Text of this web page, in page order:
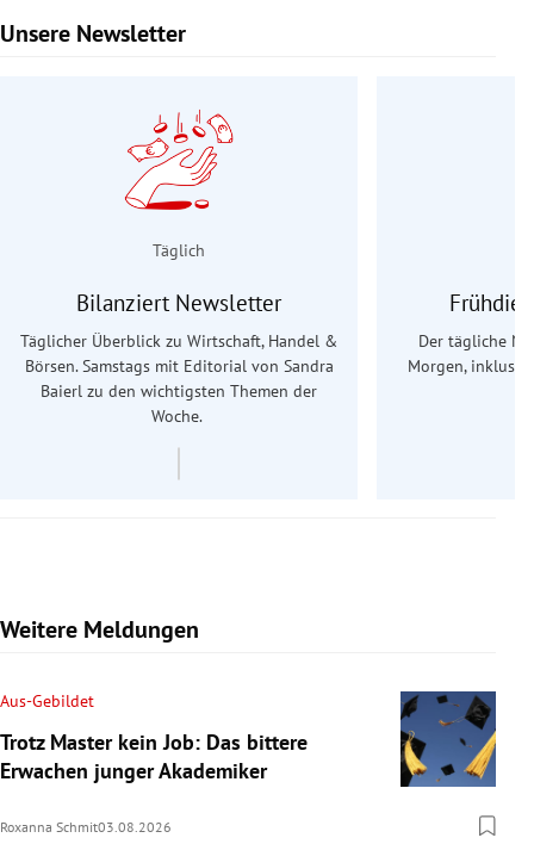
Unsere Newsletter
Slide 1 von 9
Täglich
Bilanziert Newsletter
Täglicher Überblick zu Wirtschaft, Handel &
Börsen. Samstags mit Editorial von Sandra
Baierl zu den wichtigsten Themen der
Woche.
Der tägliche
Morgen,
Weitere Meldungen
Aus-Gebildet
Trotz Master kein Job: Das bittere
Erwachen junger Akademiker
Roxanna Schmit03.08.2026